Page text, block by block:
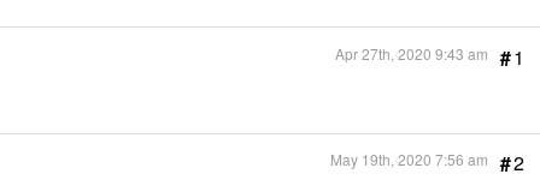
o
o
e
r
#1
Apr 27th, 2020 9:43 am
#2
May 19th, 2020 7:56 am